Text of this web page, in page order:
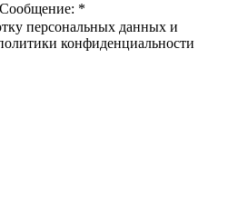
Сообщение: *
персональных данных и
конфиденциальности